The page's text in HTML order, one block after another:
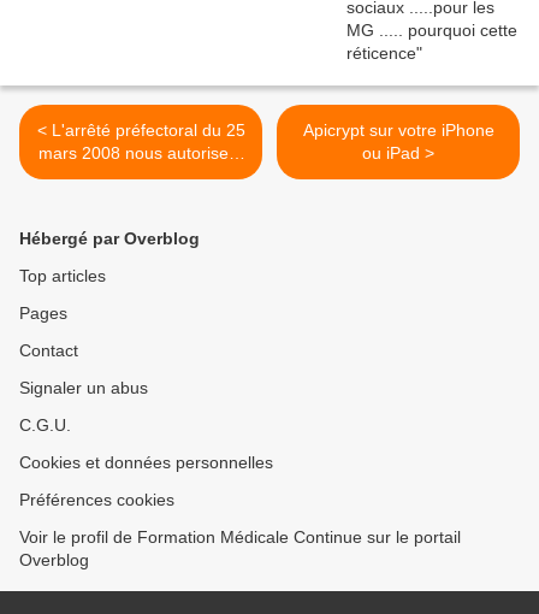
< L'arrêté préfectoral du 25
mars 2008 nous autorise à
étendre les périodes de
Apicrypt sur votre iPhone
ou iPad >
Hébergé par Overblog
Top articles
Pages
Contact
Signaler un abus
C.G.U.
Cookies et données personnelles
Préférences cookies
Voir le profil de Formation Médicale Continue sur le portail
Overblog